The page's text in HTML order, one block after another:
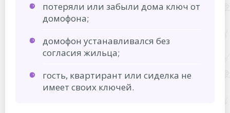
потеряли или забыли дома ключ от
домофона;
домофон устанавливался без
согласия жильца;
гость, квартирант или сиделка не
имеет своих ключей.